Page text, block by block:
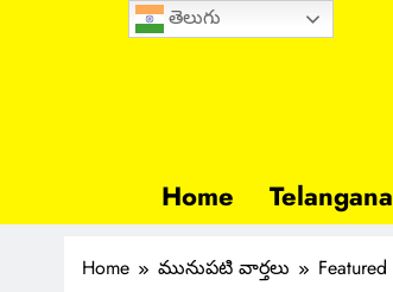
Home Telangana
Home మునుపటి వార్తలు Featured
తెలుగు